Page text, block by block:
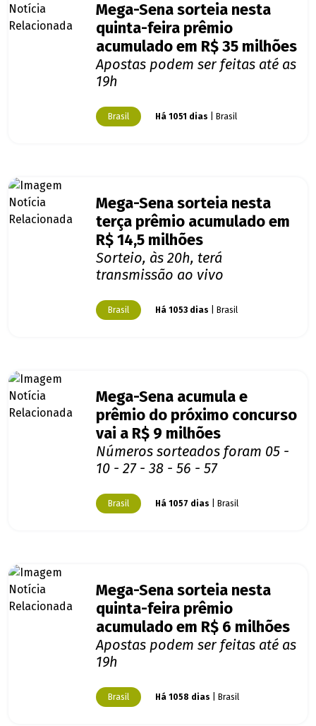
Mega-Sena sorteia nesta
quinta-feira prêmio
acumulado em R$ 35 milhões
Apostas podem ser feitas até as
19h
Brasil Há 1051 dias | Brasil
Mega-Sena sorteia nesta
terça prêmio acumulado em
R$ 14,5 milhões
Sorteio, às 20h, terá
transmissão ao vivo
Brasil Há 1053 dias | Brasil
Mega-Sena acumula e
prêmio do próximo concurso
vai a R$ 9 milhões
Números sorteados foram 05 -
10 - 27 - 38 - 56 - 57
Brasil Há 1057 dias | Brasil
Mega-Sena sorteia nesta
quinta-feira prêmio
acumulado em R$ 6 milhões
Apostas podem ser feitas até as
19h
Brasil Há 1058 dias | Brasil